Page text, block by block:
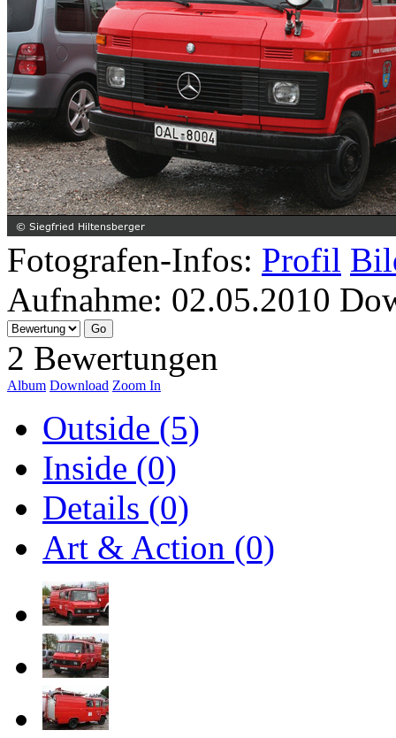
Fotografen-Infos: Profil
Aufnahme: 02.05.2010
2 Bewertungen
Album Download Zoom In
Outside (5)
Inside (0)
Details (0)
Art & Action (0)